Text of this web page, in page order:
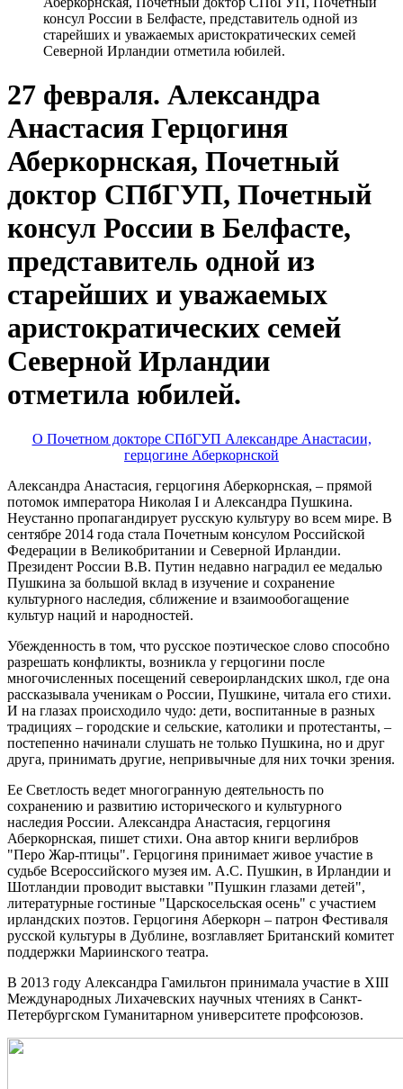
консул России в Белфасте, представитель одной из
старейших и уважаемых аристократических семей
Северной Ирландии отметила юбилей.
27 февраля. Александра
Анастасия Герцогиня
Аберкорнская, Почетный
доктор СПбГУП, Почетный
консул России в Белфасте,
представитель одной из
старейших и уважаемых
аристократических семей
Северной Ирландии
отметила юбилей.
О Почетном докторе СПбГУП Александре Анастасии,
герцогине Аберкорнской
Александра Анастасия, герцогиня Аберкорнская, – прямой
потомок императора Николая I и Александра Пушкина.
Неустанно пропагандирует русскую культуру во всем мире. В
сентябре 2014 года стала Почетным консулом Российской
Федерации в Великобритании и Северной Ирландии.
Президент России В.В. Путин недавно наградил ее медалью
Пушкина за большой вклад в изучение и сохранение
культурного наследия, сближение и взаимообогащение
культур наций и народностей.
Убежденность в том, что русское поэтическое слово способно
разрешать конфликты, возникла у герцогини после
многочисленных посещений североирландских школ, где она
рассказывала ученикам о России, Пушкине, читала его стихи.
И на глазах происходило чудо: дети, воспитанные в разных
традициях – городские и сельские, католики и протестанты, –
постепенно начинали слушать не только Пушкина, но и друг
друга, принимать другие, непривычные для них точки зрения.
Ее Светлость ведет многогранную деятельность по
сохранению и развитию исторического и культурного
наследия России. Александра Анастасия, герцогиня
Аберкорнская, пишет стихи. Она автор книги верлибров
"Перо Жар-птицы". Герцогиня принимает живое участие в
судьбе Всероссийского музея им. А.С. Пушкин, в Ирландии и
Шотландии проводит выставки "Пушкин глазами детей",
литературные гостиные "Царскосельская осень" с участием
ирландских поэтов. Герцогиня Аберкорн – патрон Фестиваля
русской культуры в Дублине, возглавляет Британский комитет
поддержки Мариинского театра.
В 2013 году Александра Гамильтон принимала участие в XIII
Международных Лихачевских научных чтениях в Санкт-
Петербургском Гуманитарном университете профсоюзов.